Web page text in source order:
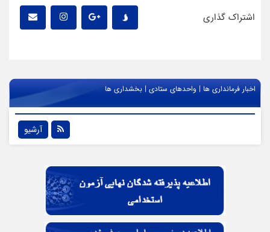
اشتراک گذاری
اخبار فرمانداری ها | واحدهای ستادی | بخشداری ها
آرشیو